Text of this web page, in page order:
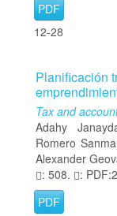
PDF
12-28
Planificación
Tax and
Adahy
Romero
Alexander
: 508.
:
PDF